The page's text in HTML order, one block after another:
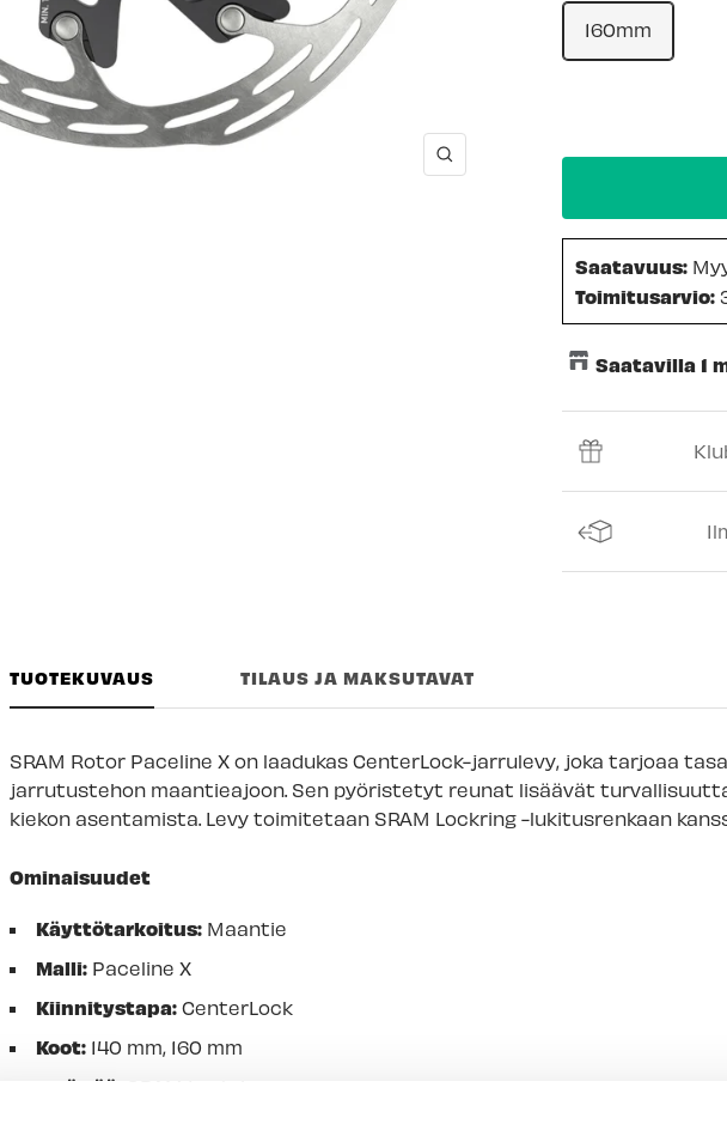
Suurenna
160mm
Saatavuus:
Toimitusarvio:
Saatavilla 1
Keskusvarasto
Espoon
TUOTEKUVAUS TILAUS JA MAKSUTAVAT
SRAM Rotor Paceline X on laadukas CenterLock-jarrulevy, joka tarjoaa
jarrutustehon maantieajoon. Sen pyöristetyt reunat lisäävät
kiekon asentamista. Levy toimitetaan SRAM Lockring -lukitusrenkaan
Ominaisuudet
Käyttötarkoitus: Maantie
Malli: Paceline X
Kiinnitystapa: CenterLock
Koot: 140 mm, 160 mm
Sisältää: